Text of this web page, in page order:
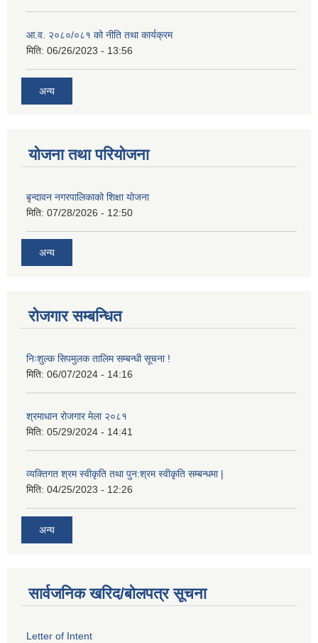
आ.व. २०८०/०८१ को नीति तथा कार्यक्रम
मिति: 06/26/2023 - 13:56
अन्य
योजना तथा परियोजना
बृन्दावन नगरपालिकाको शिक्षा योजना
मिति: 07/28/2026 - 12:50
अन्य
रोजगार सम्बन्धित
निःशुल्क सिपमुलक तालिम सम्बन्धी सूचना !
मिति: 06/07/2024 - 14:16
श्रमाधान रोजगार मेला २०८१
मिति: 05/29/2024 - 14:41
व्यक्तिगत श्रम स्वीकृति तथा पुन:श्रम स्वीकृति सम्बन्धमा |
मिति: 04/25/2023 - 12:26
अन्य
सार्वजनिक खरिद/बोलपत्र सूचना
Letter of Intent